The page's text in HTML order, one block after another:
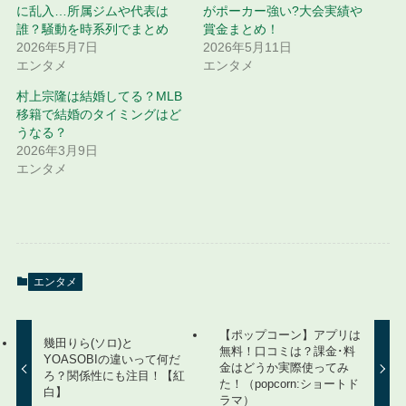
に乱入…所属ジムや代表は
誰？騒動を時系列でまとめ
2026年5月7日
エンタメ
がポーカー強い?大会実績や
賞金まとめ！
2026年5月11日
エンタメ
村上宗隆は結婚してる？MLB
移籍で結婚のタイミングはど
うなる？
2026年3月9日
エンタメ
エンタメ
幾田りら(ソロ)と
YOASOBIの違いって何だ
ろ？関係性にも注目！【紅
白】
【ポップコーン】アプリは
無料！口コミは？課金･料
金はどうか実際使ってみ
た！（popcorn:ショートド
ラマ）